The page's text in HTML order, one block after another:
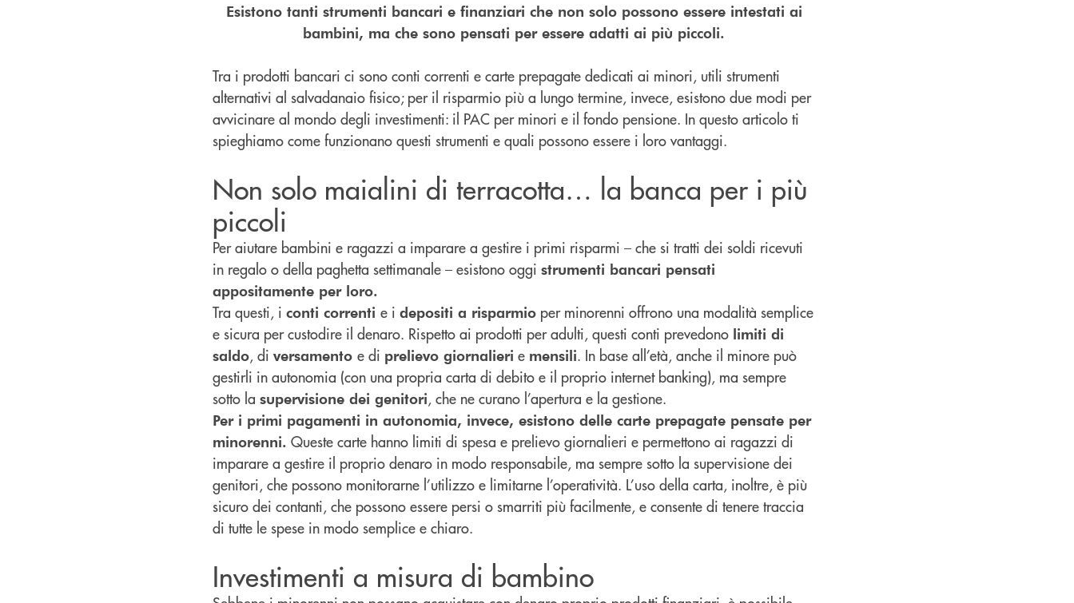
Esistono tanti strumenti bancari e finanziari che non solo possono essere intestati ai
bambini, ma che sono pensati per essere adatti ai più piccoli.
Tra i prodotti bancari ci sono conti correnti e carte prepagate dedicati ai minori, utili strumenti
alternativi al salvadanaio fisico; per il risparmio più a lungo termine, invece, esistono due modi per
avvicinare al mondo degli investimenti: il PAC per minori e il fondo pensione. In questo articolo ti
spieghiamo come funzionano questi strumenti e quali possono essere i loro vantaggi.
Non solo maialini di terracotta… la banca per i più
piccoli
Per aiutare bambini e ragazzi a imparare a gestire i primi risparmi – che si tratti dei soldi ricevuti
in regalo o della paghetta settimanale – esistono oggi strumenti bancari pensati
appositamente per loro.
Tra questi, i conti correnti e i depositi a risparmio per minorenni offrono una modalità semplice
e sicura per custodire il denaro. Rispetto ai prodotti per adulti, questi conti prevedono limiti di
saldo, di versamento e di prelievo giornalieri e mensili. In base all’età, anche il minore può
gestirli in autonomia (con una propria carta di debito e il proprio internet banking), ma sempre
sotto la supervisione dei genitori, che ne curano l’apertura e la gestione.
Per i primi pagamenti in autonomia, invece, esistono delle carte prepagate pensate per
minorenni. Queste carte hanno limiti di spesa e prelievo giornalieri e permettono ai ragazzi di
imparare a gestire il proprio denaro in modo responsabile, ma sempre sotto la supervisione dei
genitori, che possono monitorarne l’utilizzo e limitarne l’operatività. L’uso della carta, inoltre, è più
sicuro dei contanti, che possono essere persi o smarriti più facilmente, e consente di tenere traccia
di tutte le spese in modo semplice e chiaro.
Investimenti a misura di bambino